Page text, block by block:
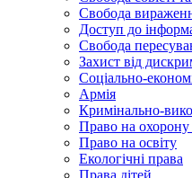
Свобода
Доступ до
Свобода
Захист від
Соціально-
Армія
Кримінально-
Право на охорону
Право на освіту
Екологічні права
Права дітей